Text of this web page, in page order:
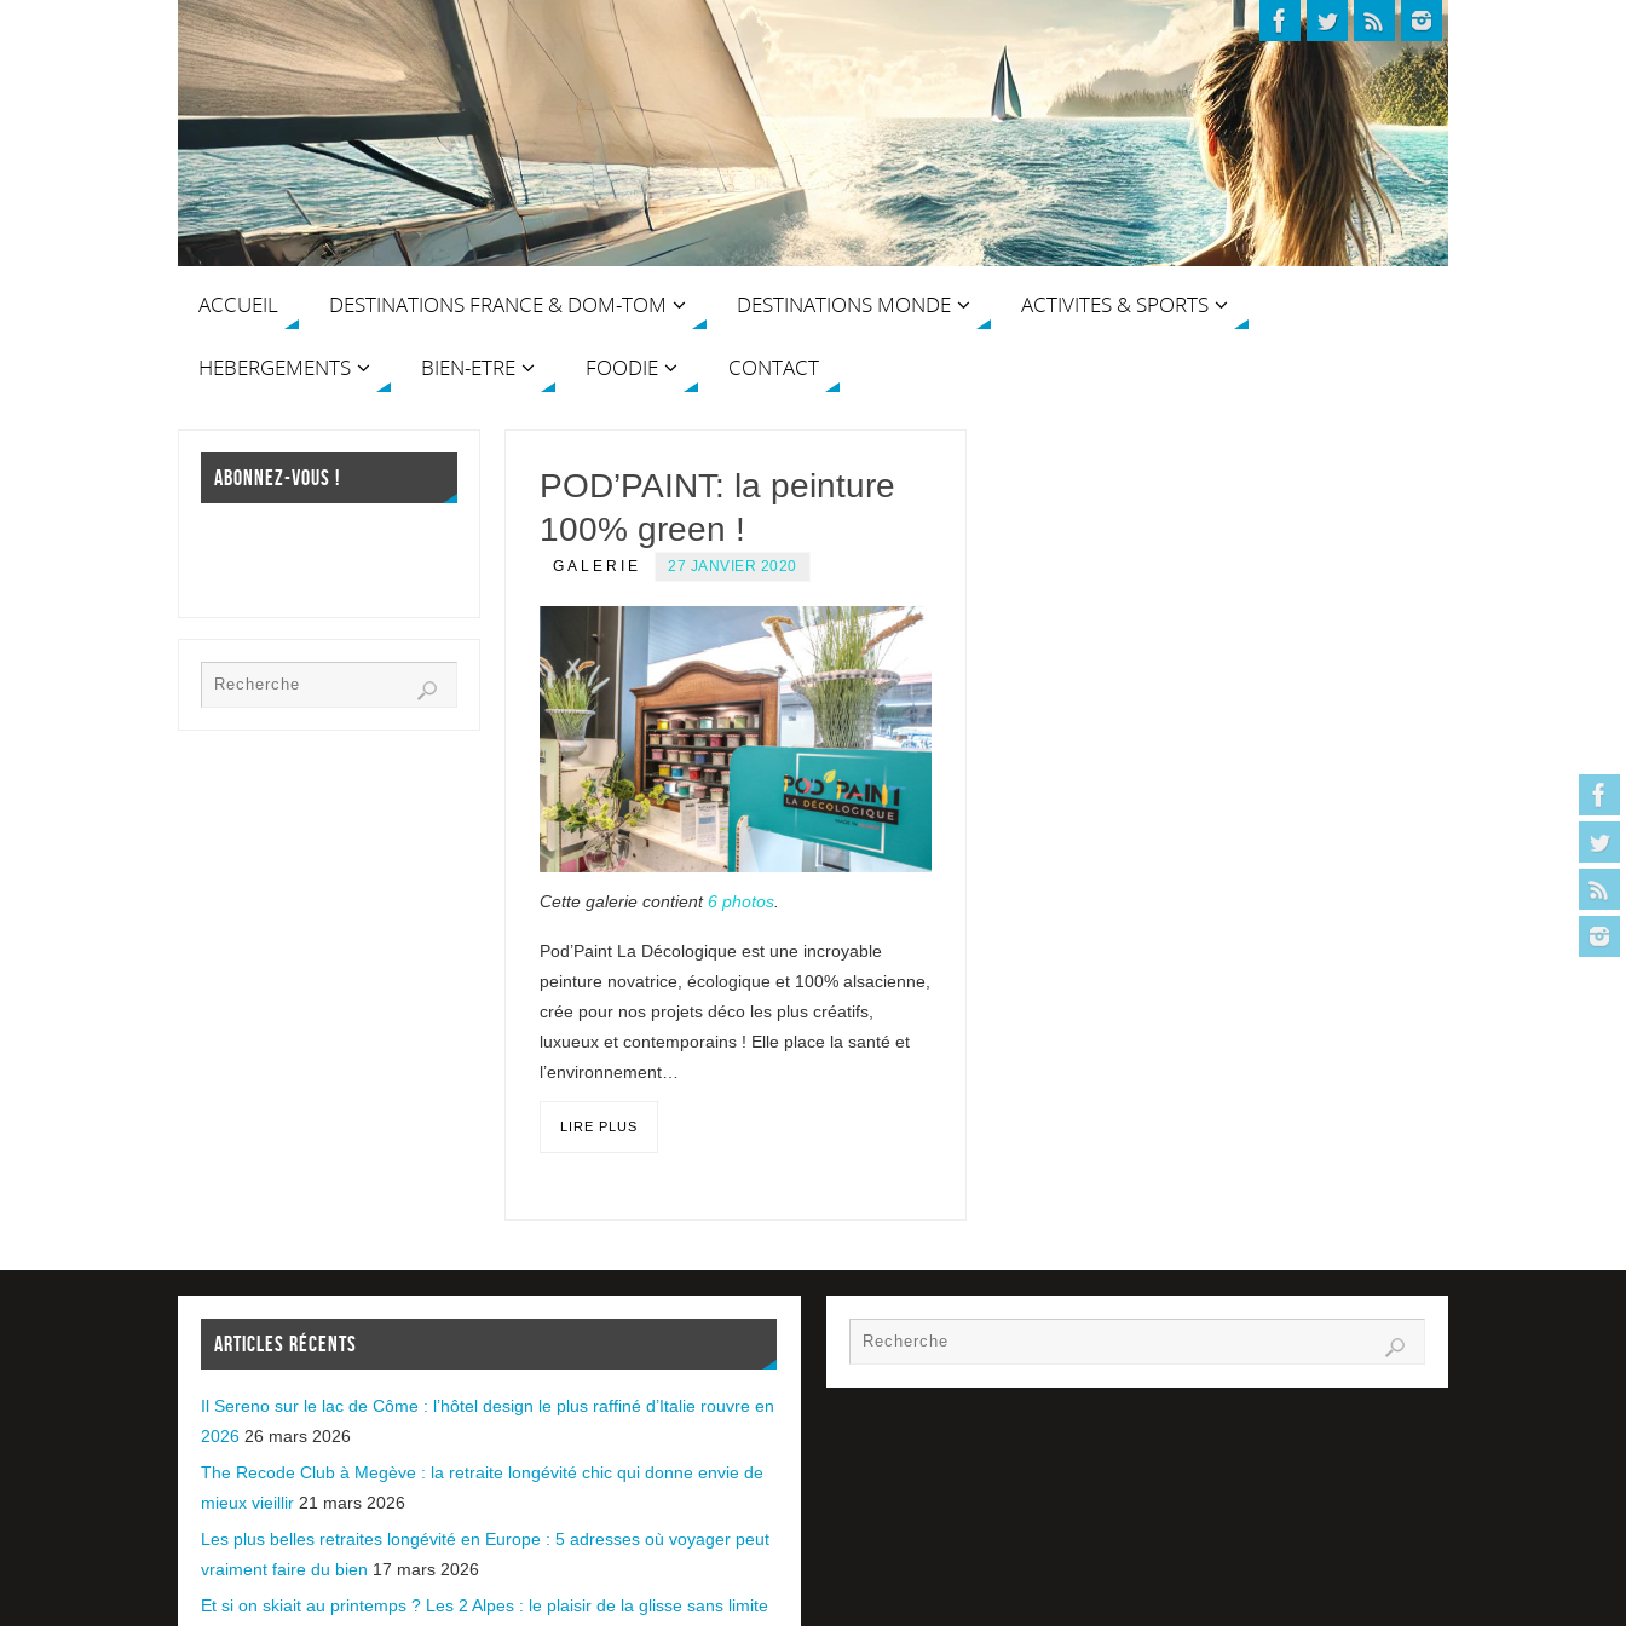
ACCUEIL DESTINATIONS FRANCE & DOM-TOM DESTINATIONS MONDE ACTIVITES & SPORTS
HEBERGEMENTS BIEN-ETRE FOODIE CONTACT
POD’PAINT: la peinture
100% green !
GALERIE 27 JANVIER 2020
Cette galerie contient6 photos
Pod’Paint La Décologique est une incroyable
peinture novatrice, écologique et 100% alsacienne,
crée pour nos projets déco les plus créatifs,
luxueux et contemporains ! Elle place la santé et
l’environnement…
LIRE PLUS
ABONNEZ-VOUS !
ARTICLES RÉCENTS
Il Sereno sur le lac de Côme : l’hôtel design le plus raffiné d’Italie rouvre en
2026 26 mars 2026
The Recode Club à Megève : la retraite longévité chic qui donne envie de
mieux vieillir 21 mars 2026
Les plus belles retraites longévité en Europe : 5 adresses où voyager peut
vraiment faire du bien 17 mars 2026
Et si on skiait au printemps ? Les 2 Alpes : le plaisir de la glisse sans limite